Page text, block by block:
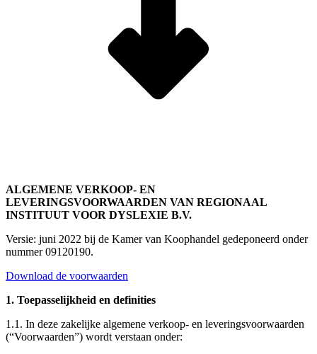
ALGEMENE VERKOOP- EN
LEVERINGSVOORWAARDEN VAN REGIONAAL
INSTITUUT VOOR DYSLEXIE B.V.
Versie: juni 2022 bij de Kamer van Koophandel gedeponeerd onder
nummer 09120190.
Download de voorwaarden
1. Toepasselijkheid en definities
1.1. In deze zakelijke algemene verkoop- en leveringsvoorwaarden
(“Voorwaarden”) wordt verstaan onder: